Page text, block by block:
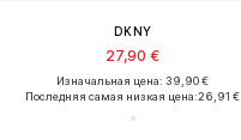
DKNY
27,90 €
Изначальная цена: 39,90 €
Последняя самая низкая цена:26,91 €